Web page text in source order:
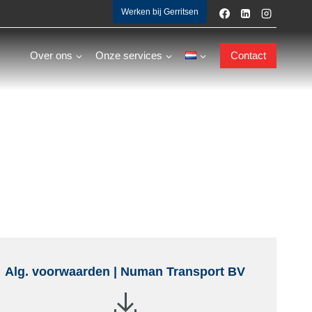
Werken bij Gerritsen
Over ons Onze services Contact
Alg. voorwaarden | Numan Transport BV